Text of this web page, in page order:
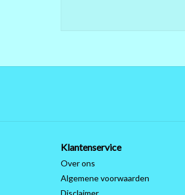
Klantenservice
Over ons
Algemene voorwaarden
Disclaimer